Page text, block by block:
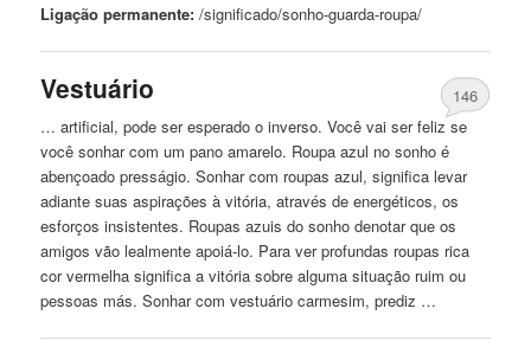
Ligação permanente: /significado/sonho-guarda-roupa/
Vestuário
146
… artificial, pode ser esperado o inverso. Você vai ser feliz se
você sonhar com um pano amarelo. Roupa azul no sonho é
abençoado presságio. Sonhar com roupas azul, significa levar
adiante suas aspirações à vitória, através de energéticos, os
esforços insistentes. Roupas azuis do sonho denotar que os
amigos vão lealmente apoiá-lo. Para ver profundas roupas rica
cor vermelha significa a vitória sobre alguma situação ruim ou
pessoas más. Sonhar com vestuário carmesim, prediz …